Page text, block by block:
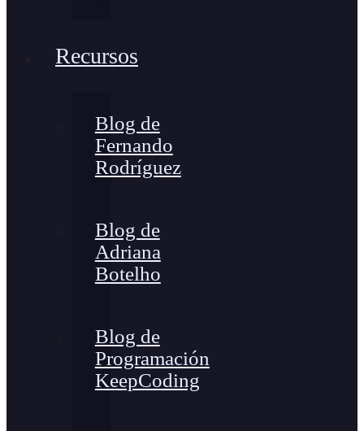
Recursos
Blog de
Fernando
Rodríguez
Blog de
Adriana
Botelho
Blog de
Programación
KeepCoding